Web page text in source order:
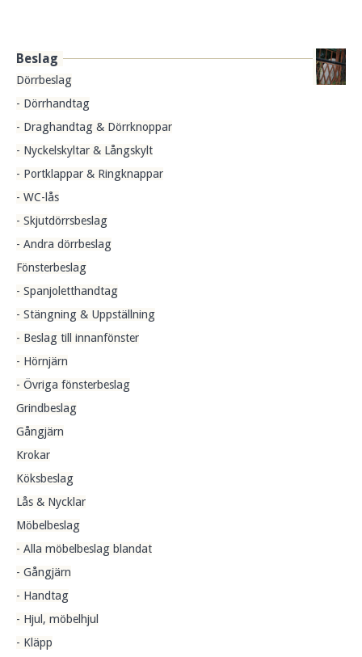
Beslag
Dörrbeslag
- Dörrhandtag
- Draghandtag & Dörrknoppar
- Nyckelskyltar & Långskylt
- Portklappar & Ringknappar
- WC-lås
- Skjutdörrsbeslag
- Andra dörrbeslag
Fönsterbeslag
- Spanjoletthandtag
- Stängning & Uppställning
- Beslag till innanfönster
- Hörnjärn
- Övriga fönsterbeslag
Grindbeslag
Gångjärn
Krokar
Köksbeslag
Lås & Nycklar
Möbelbeslag
- Alla möbelbeslag blandat
- Gångjärn
- Handtag
- Hjul, möbelhjul
- Kläpp